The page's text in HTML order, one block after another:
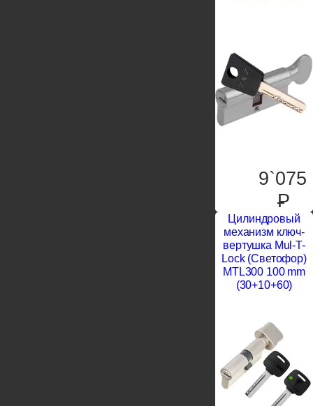
9`075
P
Цилиндровый
механизм ключ-
вертушка Mul-T-
Lock (Светофор)
MTL300 100 mm
(30+10+60)